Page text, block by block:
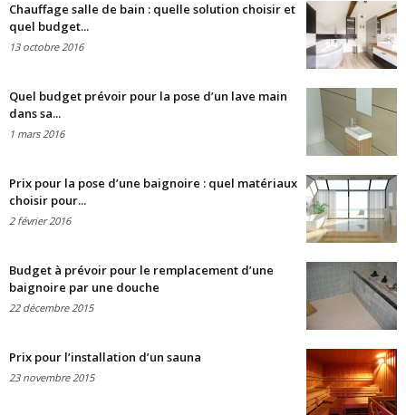
Chauffage salle de bain : quelle solution choisir et
quel budget...
13 octobre 2016
Quel budget prévoir pour la pose d’un lave main
dans sa...
1 mars 2016
Prix pour la pose d’une baignoire : quel matériaux
choisir pour...
2 février 2016
Budget à prévoir pour le remplacement d’une
baignoire par une douche
22 décembre 2015
Prix pour l’installation d’un sauna
23 novembre 2015